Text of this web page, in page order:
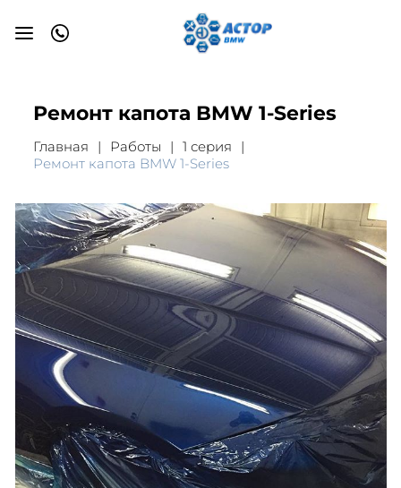
Ремонт капота BMW 1-Series
Главная Работы
1 серия
Ремонт капота BMW 1-Series